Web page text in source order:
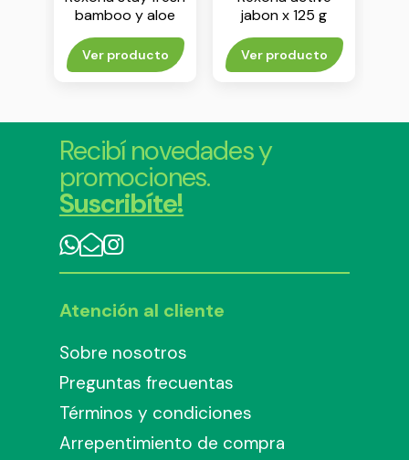
bamboo y aloe
antitranspirante en
aerosol x 150 ml
Ver producto
jabon x 125 g
Ver producto
Recibí novedades y
promociones.
Suscribíte!
Atención al cliente
Sobre nosotros
Preguntas frecuentas
Términos y condiciones
Arrepentimiento de compra